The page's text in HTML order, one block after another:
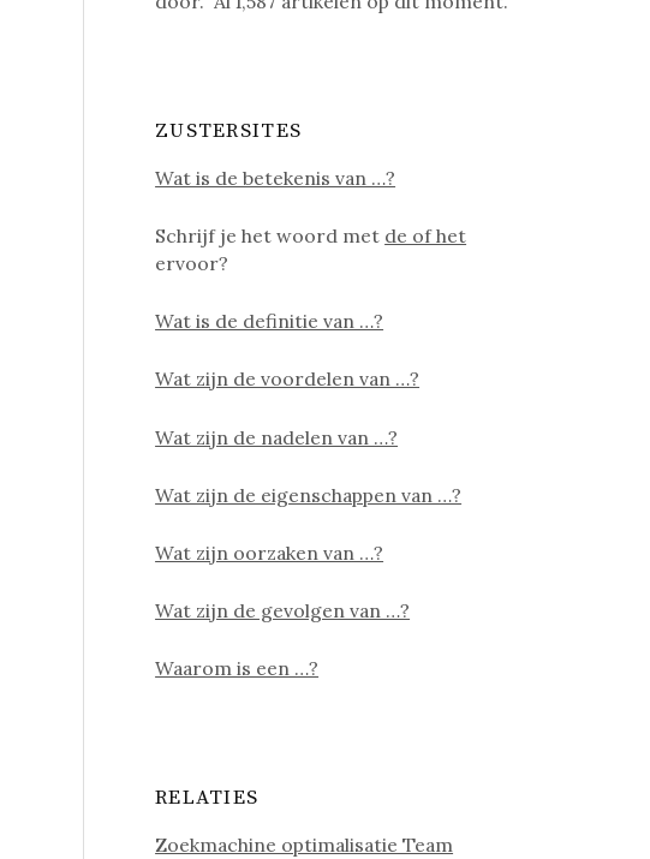
ZUSTERSITES
Wat is de betekenis van …?
Schrijf je het woord met de of het
ervoor?
Wat is de definitie van …?
Wat zijn de voordelen van …?
Wat zijn de nadelen van …?
Wat zijn de eigenschappen van …?
Wat zijn oorzaken van …?
Wat zijn de gevolgen van …?
Waarom is een …?
RELATIES
Zoekmachine optimalisatie Team